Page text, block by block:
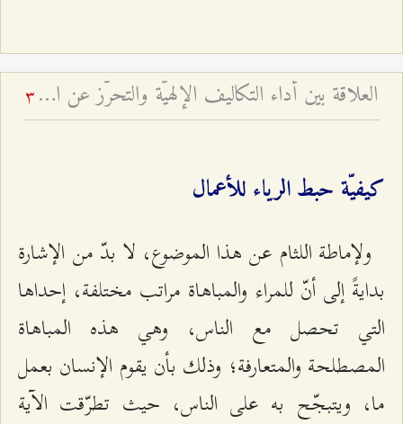
العلاقة بين أداء التكاليف الإلهيّة والتحرّز عن المراء والمباهاة 3
كيفيّة حبط الرياء للأعمال
ولإماطة اللثام عن هذا الموضوع، لا بدّ من الإشارة
بدايةً إلى أنّ للمراء والمباهاة مراتب مختلفة، إحداها
التي تحصل مع الناس، وهي هذه المباهاة
المصطلحة والمتعارفة؛ وذلك بأن يقوم الإنسان بعمل
ما، ويتبجّح به على الناس، حيث تطرّقت الآية